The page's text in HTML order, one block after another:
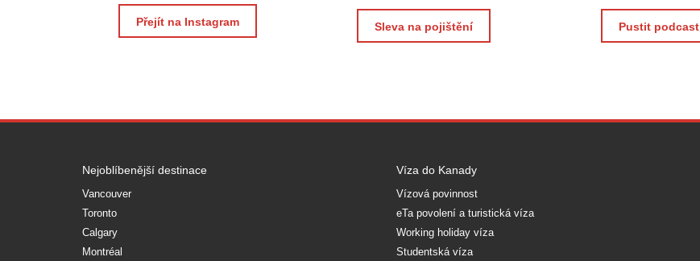
Přejít na Instagram Sleva na pojištění Pustit podcast
Nejoblíbenější destinace
Vancouver
Toronto
Calgary
Montréal
Víza do Kanady
Vízová povinnost
eTa povolení a turistická víza
Working holiday víza
Studentská víza